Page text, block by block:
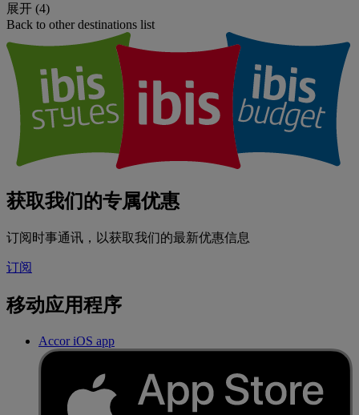
展开 (4)
Back to other destinations list
获取我们的专属优惠
订阅时事通讯，以获取我们的最新优惠信息
订阅
移动应用程序
Accor iOS app